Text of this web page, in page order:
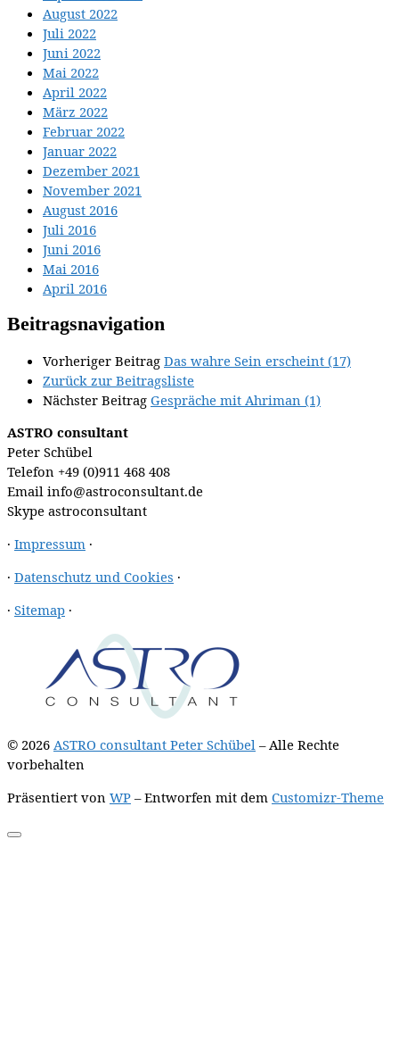
August 2022
Juli 2022
Juni 2022
Mai 2022
April 2022
März 2022
Februar 2022
Januar 2022
Dezember 2021
November 2021
August 2016
Juli 2016
Juni 2016
Mai 2016
April 2016
Beitragsnavigation
Vorheriger Beitrag Das wahre Sein erscheint (17)
Zurück zur Beitragsliste
Nächster Beitrag Gespräche mit Ahriman (1)
ASTRO consultant
Peter Schübel
Telefon +49 (0)911 468 408
Email info@astroconsultant.de
Skype astroconsultant
· Impressum ·
· Datenschutz und Cookies ·
· Sitemap ·
© 2026 ASTRO consultant Peter Schübel – Alle Rechte
vorbehalten
Präsentiert von WP – Entworfen mit dem Customizr-Theme